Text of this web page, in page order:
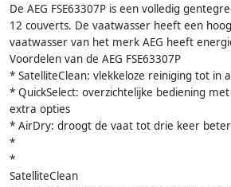
De AEG FSE63307P is een volledig
12 couverts. De vaatwasser heeft een
vaatwasser van het merk AEG heeft
Voordelen van de AEG FSE63307P
* SatelliteClean: vlekkeloze reiniging tot in
* QuickSelect: overzichtelijke bediening
extra opties
* AirDry: droogt de vaat tot drie keer beter
*
*
SatelliteClean